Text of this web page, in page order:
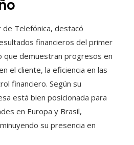
Telefónica, destacó
financieros del primer
que demuestran progresos en
el cliente, la eficiencia en las
financiero. Según su
está bien posicionada para
en Europa y Brasil,
su presencia en